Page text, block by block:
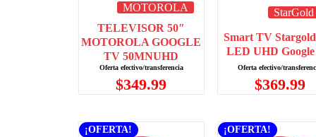
MOTOROLA
TELEVISOR 50″
MOTOROLA GOOGLE
TV 50MNUHD
$349.99
StarGold
Smart TV
LED UHD
$369.99
¡OFERTA! ¡OFERTA!